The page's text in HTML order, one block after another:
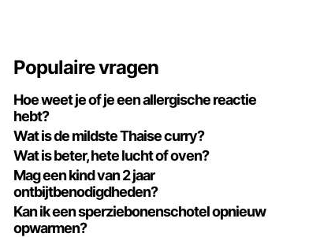
Populaire vragen
Hoe weet je of je een allergische reactie
hebt?
Wat is de mildste Thaise curry?
Wat is beter, hete lucht of oven?
Mag een kind van 2 jaar
ontbijtbenodigdheden?
Kan ik een sperziebonenschotel opnieuw
opwarmen?